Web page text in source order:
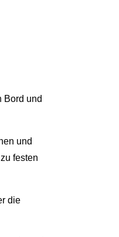
Bord und
und
festen
die